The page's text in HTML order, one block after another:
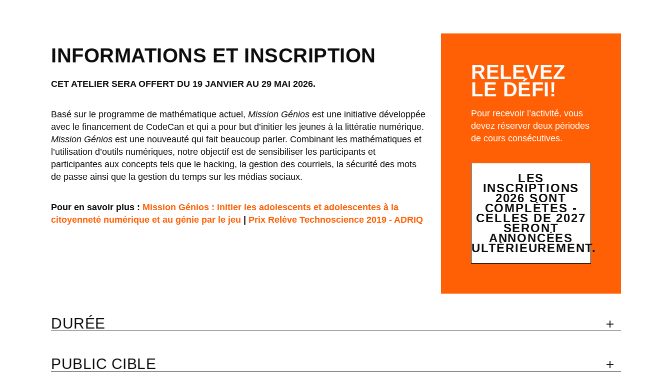
INFORMATIONS ET INSCRIPTION
CET ATELIER SERA OFFERT DU 19 JANVIER AU 29 MAI 2026.
Basé sur le programme de mathématique actuel, Mission Génios est une initiative développée
avec le financement de CodeCan et qui a pour but d’initier les jeunes à la littératie numérique.
Mission Génios est une nouveauté qui fait beaucoup parler. Combinant les mathématiques et
l’utilisation d’outils numériques, notre objectif est de sensibiliser les participants et
participantes aux concepts tels que le hacking, la gestion des courriels, la sécurité des mots
de passe ainsi que la gestion du temps sur les médias sociaux.
Pour en savoir plus : Mission Génios : initier les adolescents et adolescentes à la
citoyenneté numérique et au génie par le jeu | Prix Relève Technoscience 2019 - ADRIQ
RELEVEZ
LE DÉFI!
Pour recevoir l’activité, vous
devez réserver deux périodes
de cours consécutives.
LES
INSCRIPTIONS
2026 SONT
COMPLÈTES -
CELLES DE 2027
SERONT
ANNONCÉES
ULTÉRIEUREMENT.
DURÉE
PUBLIC CIBLE